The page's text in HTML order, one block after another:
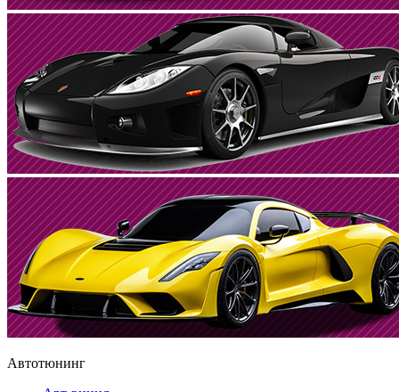
Автотюнинг